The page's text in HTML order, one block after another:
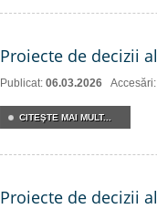
Proiecte de decizii
Publicat: 06.03.2026
CITEŞTE MAI MULT...
Proiecte de decizii